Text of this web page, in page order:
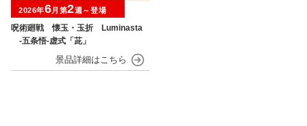
呪術廻戦 懐玉・玉折 Luminasta
‐五条悟‐虚式「茈」
2026年6月第2週～登場